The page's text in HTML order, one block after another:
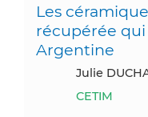
Les
récupérée
Argentine
Julie
CETIM